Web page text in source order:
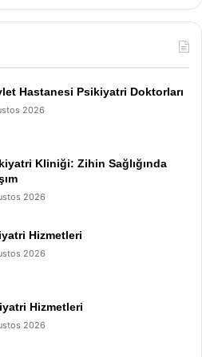
Hastanesi Psikiyatri Doktorları
2026
Kliniği: Zihin Sağlığında
2026
Hizmetleri
2026
Hizmetleri
2026